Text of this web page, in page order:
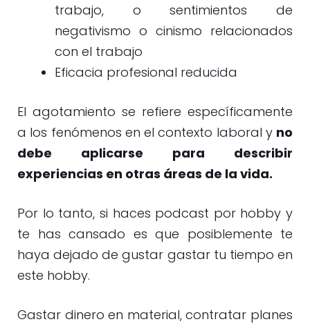
trabajo, o sentimientos de
negativismo o cinismo relacionados
con el trabajo
Eficacia profesional reducida
El agotamiento se refiere específicamente
a los fenómenos en el contexto laboral y no
debe aplicarse para describir
experiencias en otras áreas de la vida.
Por lo tanto, si haces podcast por hobby y
te has cansado es que posiblemente te
haya dejado de gustar gastar tu tiempo en
este hobby.
Gastar dinero en material, contratar planes